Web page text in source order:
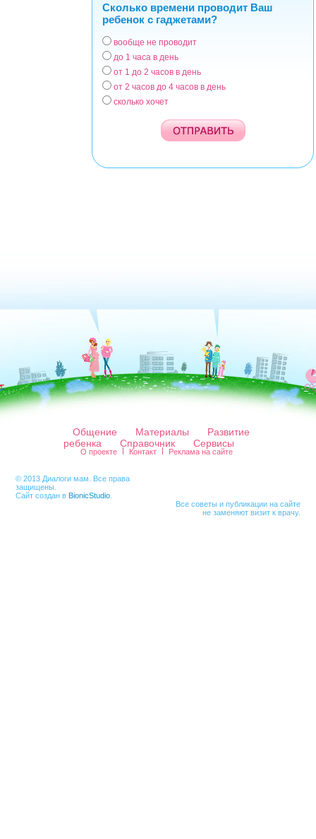
Сколько времени проводит Ваш
ребенок с гаджетами?
Варианты
вообще не проводит
до 1 часа в день
от 1 до 2 часов в день
от 2 часов до 4 часов в день
сколько хочет
Общение Материалы
Развитие
ребенка
Справочник Сервисы
О проекте Контакт Реклама на сайте
© 2013 Диалоги мам. Все права
защищены.
Сайт создан в BionicStudio
Все советы и публикации на сайте
не заменяют визит к врачу.